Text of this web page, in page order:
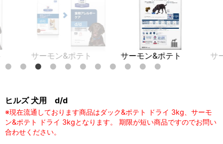
モン&ポテト サーモン&ポテト サーモン&ポ
ヒルズ 犬用 d/d
※現在流通しております商品はダック&ポテト ドライ 3kg、サーモ
ン&ポテト ドライ 3kgとなります。 期限が短い商品ですのでお問い
合わせください。